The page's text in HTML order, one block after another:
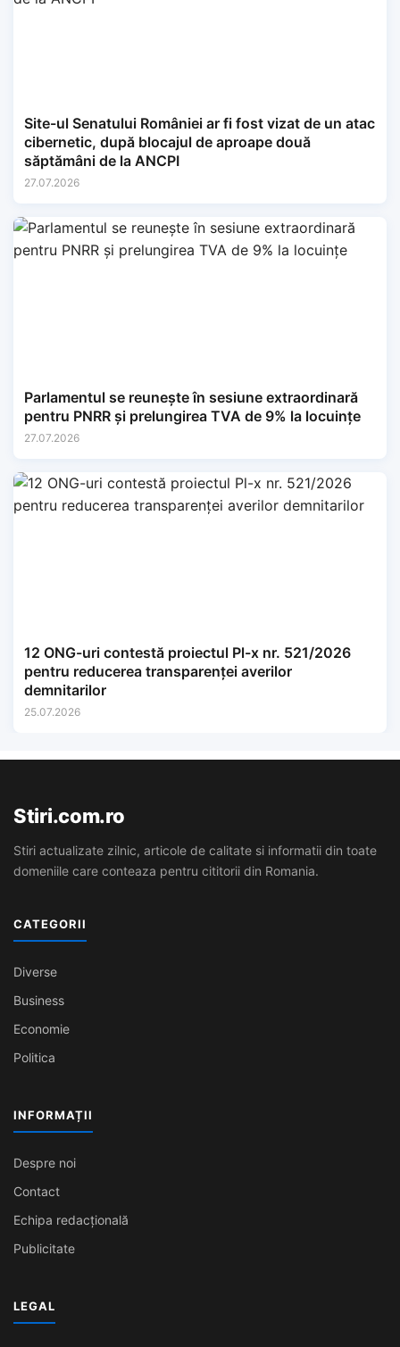
Site-ul Senatului României ar fi fost vizat de un atac
cibernetic, după blocajul de aproape două
săptămâni de la ANCPI
27.07.2026
Parlamentul se reunește în sesiune extraordinară
pentru PNRR și prelungirea TVA de 9% la locuințe
27.07.2026
12 ONG-uri contestă proiectul Pl-x nr. 521/2026
pentru reducerea transparenței averilor
demnitarilor
25.07.2026
Stiri.com.ro
Stiri actualizate zilnic, articole de calitate si informatii din toate
domeniile care conteaza pentru cititorii din Romania.
CATEGORII
Diverse
Business
Economie
Politica
INFORMAȚII
Despre noi
Contact
Echipa redacțională
Publicitate
LEGAL